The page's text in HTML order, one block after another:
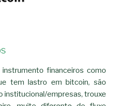
financeiros como
tem lastro em bitcoin, são
institucional/empresas, trouxe